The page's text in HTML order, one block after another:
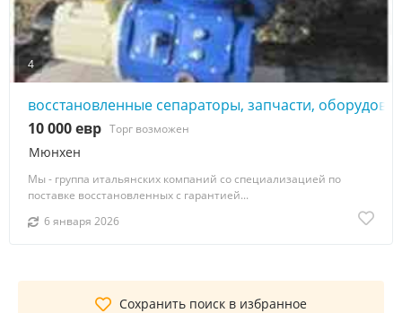
4
восстановленные сепараторы, запчасти,
Мюнхен
10 000 евр Торг возможен
Мы - группа итальянских компаний со специализацией по
поставке восстановленных с гарантией...
6 января 2026
Сохранить поиск в избранное